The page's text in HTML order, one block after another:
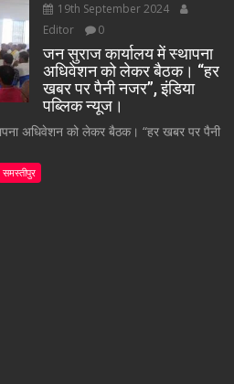
19th September 2024
Editor
0
जन सुराज कार्यालय में स्थापना
अधिवेशन को लेकर बैठक। “हर
खबर पर पैनी नजर”, इंडिया
पब्लिक न्यूज।
अधिवेशन को लेकर बैठक। “हर खबर पर पैनी
समस्तीपुर